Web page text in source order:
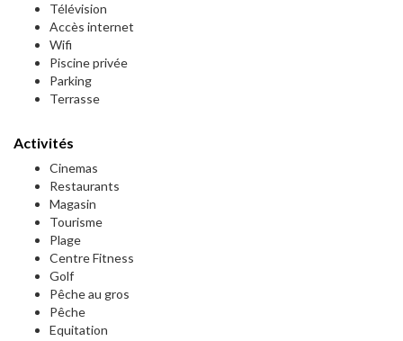
Télévision
Accès internet
Wifi
Piscine privée
Parking
Terrasse
Activités
Cinemas
Restaurants
Magasin
Tourisme
Plage
Centre Fitness
Golf
Pêche au gros
Pêche
Equitation